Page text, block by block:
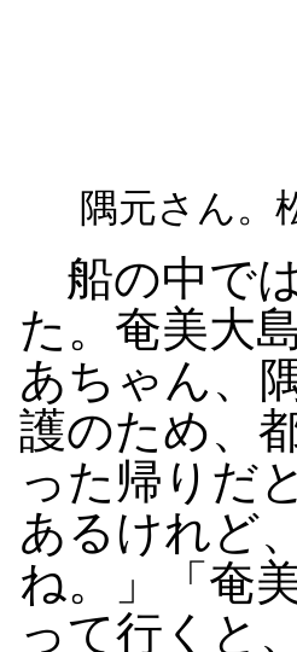
隅元さん。
船の中で
た。奄美大
あちゃん、
護のため、
った帰りだ
あるけれど
ね。」「奄
って行くと